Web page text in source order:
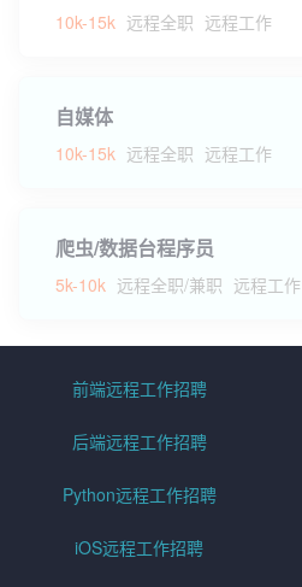
10k-15k 远程全职 远程工作
自媒体
10k-15k 远程全职 远程工作
爬虫/数据台程序员
5k-10k 远程全职/兼职 远程工作
前端远程工作招聘
后端远程工作招聘
Python远程工作招聘
iOS远程工作招聘